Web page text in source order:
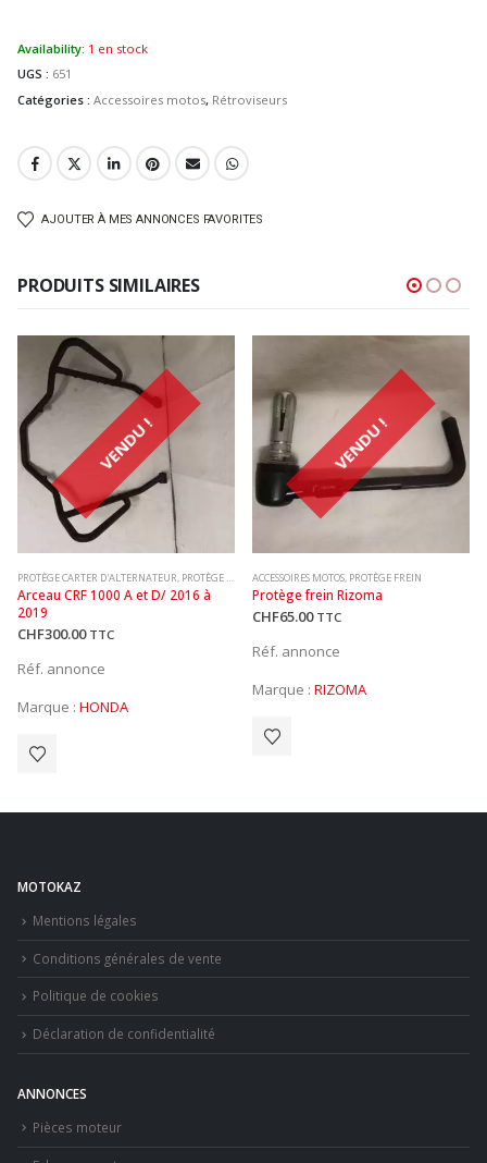
Availability: 1 en stock
UGS : 651
Catégories : Accessoires motos, Rétroviseurs
AJOUTER À MES ANNONCES FAVORITES
PRODUITS SIMILAIRES
VENDU !
PROTÈGE CARTER D'ALTERNATEUR PROTÈGE CARTER D'EMBRAYAGE ,ACCESSOIRES MOTOS
Arceau CRF 1000 A et D/ 2016 à
2019
CHF300.00 TTC
Réf. annonce
Marque : HONDA
VENDU !
ACCESSOIRES MOTOS PROTÈGE FREIN
Protège frein Rizoma
CHF65.00 TTC
Réf. annonce
Marque : RIZOMA
MOTOKAZ
Mentions légales
Conditions générales de vente
Politique de cookies
Déclaration de confidentialité
ANNONCES
Pièces moteur